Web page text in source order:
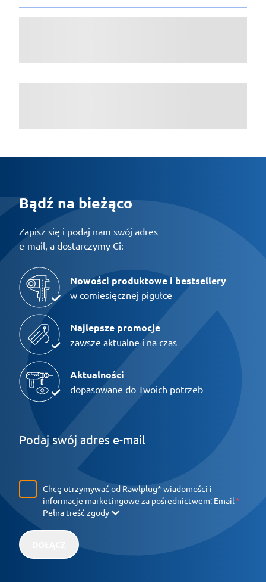
Bądź na bieżąco
Zapisz się i podaj nam swój adres
e-mail, a dostarczymy Ci:
Nowości produktowe i bestsellery
w comiesięcznej pigułce
Najlepsze promocje
zawsze aktualne i na czas
Aktualności
dopasowane do Twoich potrzeb
Chcę otrzymywać od Rawlplug* wiadomości i
informacje marketingowe za pośrednictwem: Email
Pełna treść zgody